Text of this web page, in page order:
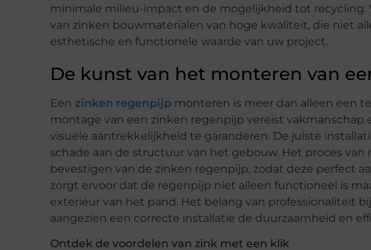
minimale milieu-impact en de mogelijkheid tot
van zinken bouwmaterialen van hoge kwaliteit, die niet
esthetische en functionele waarde van uw project.
De kunst van het monteren van
Een zinken regenpijp monteren is meer dan alleen een
montage van een zinken regenpijp vereist
visuele aantrekkelijkheid te garanderen. De juiste
schade aan de structuur van het gebouw. Het proces
bevestigen van de zinken regenpijp, zodat deze perfect
zorgt ervoor dat de regenpijp niet alleen functioneel is
exterieur van het pand. Het belang van professionaliteit
aangezien een correcte installatie de duurzaamheid en
Ontdek de voordelen van zink met een klik